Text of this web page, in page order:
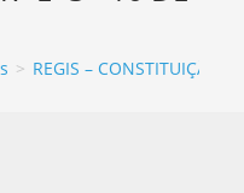
> REGIS – CONSTITUIÇÃO